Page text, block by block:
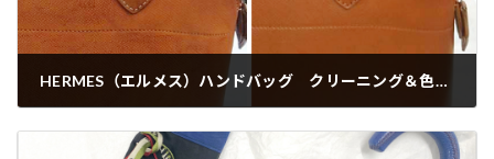
HERMES（エルメス）ハンドバッグ クリーニング＆色補修【八幡山店】